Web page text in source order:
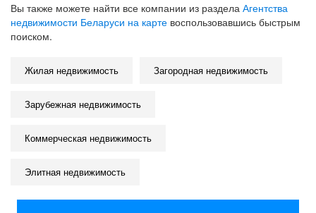
Вы также можете найти все компании из раздела Агентства
недвижимости Беларуси на карте воспользовавшись быстрым
поиском.
Жилая недвижимость Загородная недвижимость
Зарубежная недвижимость
Коммерческая недвижимость
Элитная недвижимость